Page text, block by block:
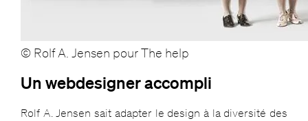
© Rolf A. Jensen pour The help
Un webdesigner accompli
Rolf A. Jensen sait adapter le design à la diversité des